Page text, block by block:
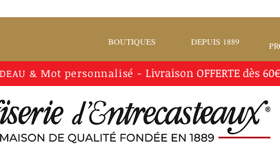
BOUTIQUES DEPUIS 1889
&Mot personnalisé - Livraison OFFERTEdès